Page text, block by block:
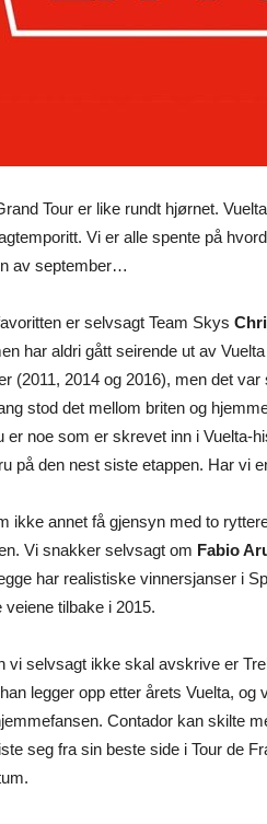
Tour er like rundt hjørnet.
Vi er alle spente på
av september…
er selvsagt Team Skys
har aldri gått seirende ut av
(2011, 2014 og 2016), men det
stod det mellom briten og
er noe som er skrevet inn i Vuelta-
på den nest siste etappen. Har vi
ikke annet få gjensyn med to
Vi snakker selvsagt om Fabio
har realistiske vinnersjanser i
tilbake i 2015.
vi selvsagt ikke skal avskrive er
legger opp etter årets Vuelta,
Contador kan skilte
seg fra sin beste side i Tour de